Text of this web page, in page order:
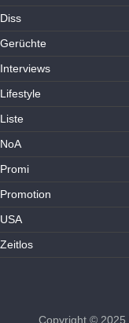
Diss
Gerüchte
Interviews
Lifestyle
Liste
NoA
Promi
Promotion
USA
Zeitlos
Copyright © 2025